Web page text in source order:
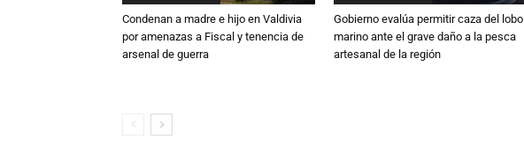
Condenan a madre e hijo en Valdivia
por amenazas a Fiscal y tenencia de
arsenal de guerra
Gobierno evalúa permitir caza del lobo
marino ante el grave daño a la pesca
artesanal de la región